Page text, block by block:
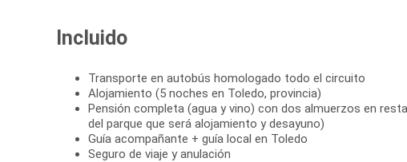
Incluido
Transporte en autobús homologado todo el circuito
Alojamiento (5 noches en Toledo, provincia)
Pensión completa (agua y vino) con dos almuerzos en
del parque que será alojamiento y desayuno)
Guía acompañante + guía local en Toledo
Seguro de viaje y anulación